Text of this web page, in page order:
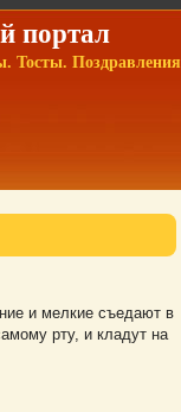
портал
Тосты. Поздравления
и мелкие съедают в
рту, и кладут на